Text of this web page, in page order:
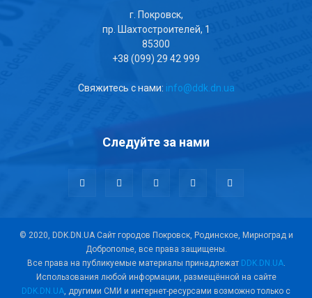
г. Покровск,
пр. Шахтостроителей, 1
85300
+38 (099) 29 42 999
Свяжитесь с нами: info@ddk.dn.ua
Следуйте за нами
© 2020, DDK.DN.UA Сайт городов Покровск, Родинское, Мирноград и
Доброполье, все права защищены.
Все права на публикуемые материалы принадлежат DDK.DN.UA.
Использования любой информации, размещённой на сайте
DDK.DN.UA, другими СМИ и интернет-ресурсами возможно только с